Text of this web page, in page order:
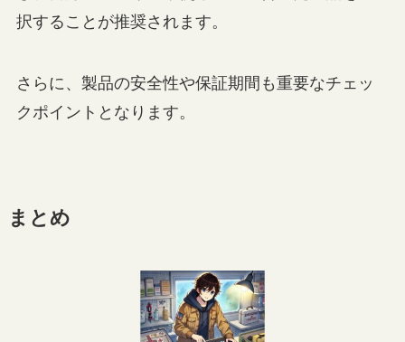
択することが推奨されます。
さらに、製品の安全性や保証期間も重要なチェッ
クポイントとなります。
まとめ